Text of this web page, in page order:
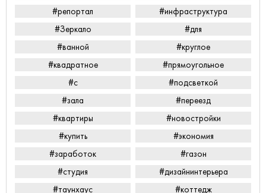
#репортал
#инфраструктура
#Зеркало
#для
#ванной
#круглое
#квадратное
#прямоугольное
#с
#подсветкой
#зала
#переезд
#квартиры
#новостройки
#купить
#экономия
#заработок
#газон
#студия
#дизайнинтерьера
#таунхаус
#коттедж